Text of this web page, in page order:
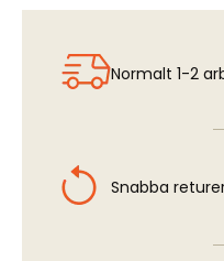
Normalt 1-2
Snabba